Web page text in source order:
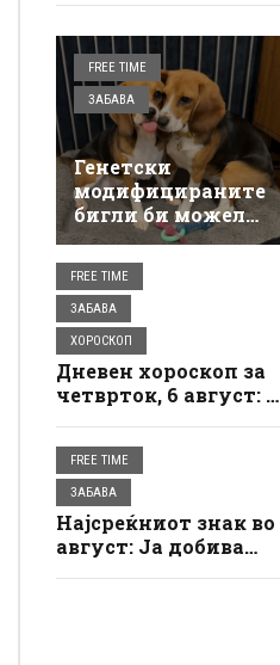
FREE TIME
ЗАБАВА
Генетски
модифицираните
бигли би можеле
да бидат нова
опција за луѓето
алергични на
кучиња
FREE TIME
ЗАБАВА
ХОРОСКОП
Дневен хороскоп за
четврток, 6 август: И
влегувате во новиот
ден, ве очекува
лудило
FREE TIME
ЗАБАВА
Најсреќниот знак во
август: Ја добива